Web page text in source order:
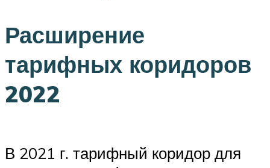
Расширение
тарифных коридоров
2022
В 2021 г. тарифный коридор для